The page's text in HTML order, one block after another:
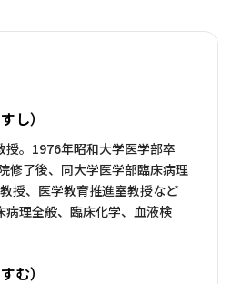
し）
授。1976年昭和大学医学部卒
修了後、同大学医学部臨床病理
授、医学教育推進室教授など
病理全般、臨床化学、血液検
む）